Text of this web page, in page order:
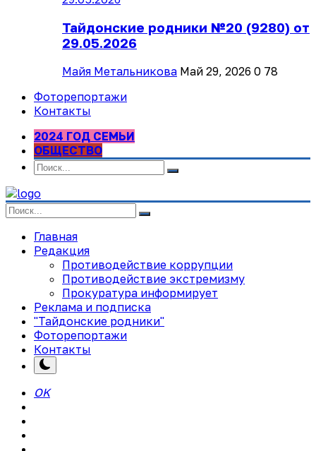
Тайдонские родники №20 (9280) от
29.05.2026
Майя Метальникова Май 29, 2026 0 78
Фоторепортажи
Контакты
2024 ГОД СЕМЬИ
ОБЩЕСТВО
Главная
Редакция
Противодействие коррупции
Противодействие экстремизму
Прокуратура информирует
Реклама и подписка
"Тайдонские родники"
Фоторепортажи
Контакты
OK